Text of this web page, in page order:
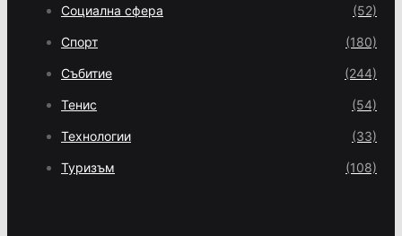
Социална сфера (52)
Спорт (180)
Събитие (244)
Тенис (54)
Технологии (33)
Туризъм (108)